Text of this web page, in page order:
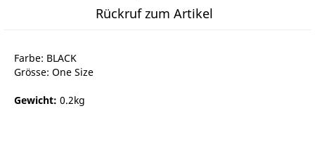
Rückruf zum Artikel
Farbe: BLACK
Grösse: One Size
Gewicht: 0.2kg